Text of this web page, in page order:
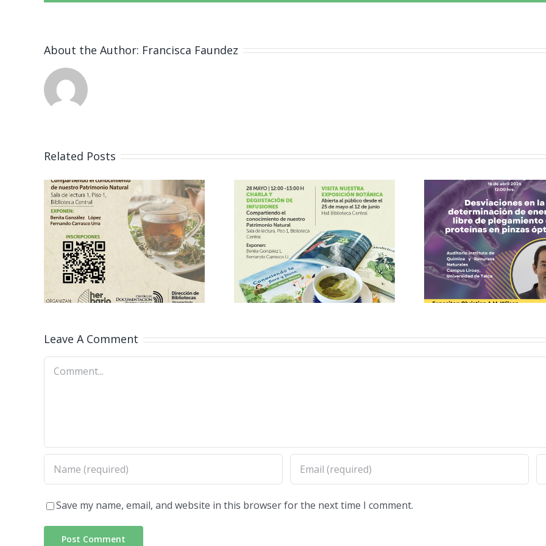
About the Author: Francisca Faundez
Related Posts
Vinculación
Herbario ICB
Acto inaugural
del Magíster en
Bioquímica y
Biología
Molecular 2026
VIU
Leave A Comment
Comment
Save my name, email, and website in this browser for the next time I comment.